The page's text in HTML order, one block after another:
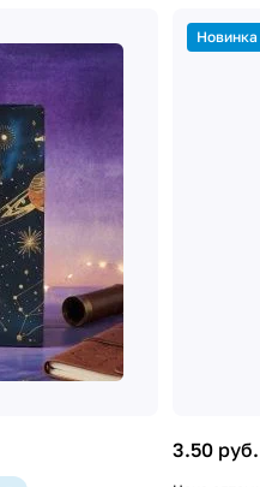
Новинка
3.50 руб.